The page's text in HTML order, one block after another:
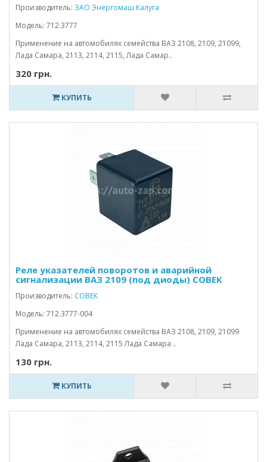
Производитель: ЗАО Энергомаш Калуга
Модель: 712.3777
Применение на автомобилях семейства ВАЗ 2108, 2109, 21099,
Лада Самара, 2113, 2114, 2115, Лада Самар..
320 грн.
КУПИТЬ
Реле указателей поворотов и аварийной
сигнализации ВАЗ 2109 (под диоды) СОВЕК
Производитель: СОВЕК
Модель: 712.3777-004
Применение на автомобилях семейства ВАЗ 2108, 2109, 21099
Лада Самара, 2113, 2114, 2115 Лада Самара ..
130 грн.
КУПИТЬ